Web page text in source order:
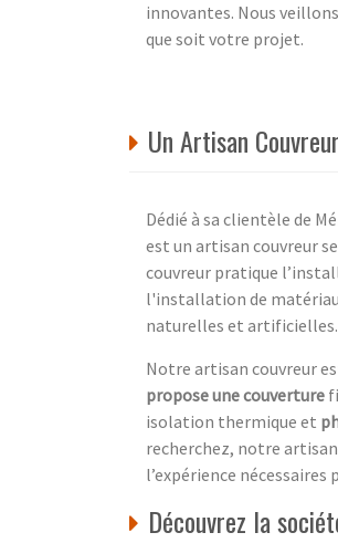
innovantes. Nous
que soit votre projet.
Un Artisan
Dédié à sa clientèle de
est un artisan couvreur
couvreur pratique
l'installation de
naturelles et artificielles.
Notre artisan couvreur
propose une couverture
isolation thermique et
recherchez, notre
l’expérience
Découvrez la